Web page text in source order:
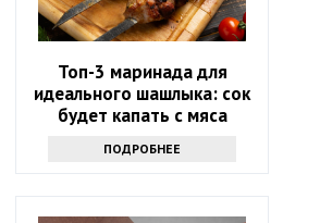
Топ-3 маринада для
идеального шашлыка: сок
будет капать с мяса
ПОДРОБНЕЕ